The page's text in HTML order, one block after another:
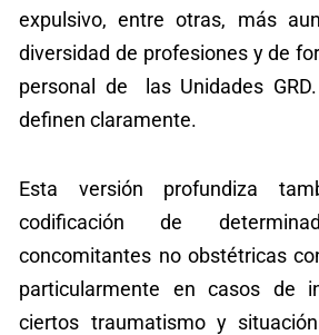
expulsivo, entre otras, más
diversidad de profesiones y de
personal de las Unidades
definen claramente.
Esta versión profundiza
codificación de
concomitantes no obstétricas
particularmente en casos de
ciertos traumatismo y